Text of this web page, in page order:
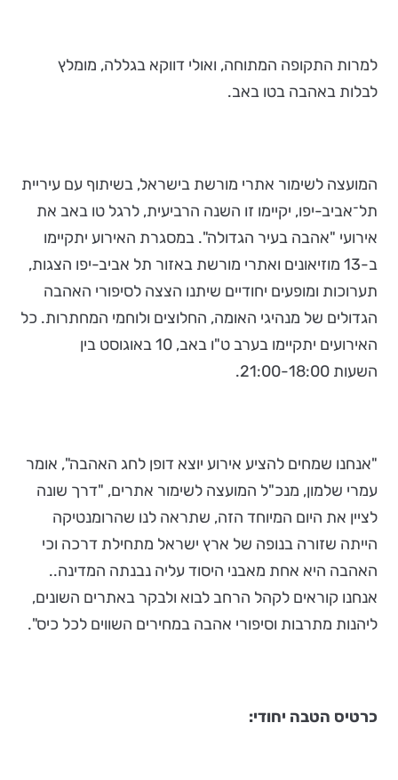
למרות התקופה המתוחה, ואולי דווקא בגללה, מומלץ
לבלות באהבה בטו באב.
המועצה לשימור אתרי מורשת בישראל, בשיתוף עם עיריית
תל־אביב-יפו, יקיימו זו השנה הרביעית, לרגל טו באב את
אירועי "אהבה בעיר הגדולה". במסגרת האירוע יתקיימו
ב-13 מוזיאונים ואתרי מורשת באזור תל אביב-יפו הצגות,
תערוכות ומופעים יחודיים שיתנו הצצה לסיפורי האהבה
הגדולים של מנהיגי האומה, החלוצים ולוחמי המחתרות. כל
האירועים יתקיימו בערב ט"ו באב, 10 באוגוסט בין
השעות 21:00-18:00.
"אנחנו שמחים להציע אירוע יוצא דופן לחג האהבה", אומר
עמרי שלמון, מנכ"ל המועצה לשימור אתרים, "דרך שונה
לציין את היום המיוחד הזה, שתראה לנו שהרומנטיקה
הייתה שזורה בנופה של ארץ ישראל מתחילת דרכה וכי
האהבה היא אחת מאבני היסוד עליה נבנתה המדינה..
אנחנו קוראים לקהל הרחב לבוא ולבקר באתרים השונים,
ליהנות מתרבות וסיפורי אהבה במחירים השווים לכל כיס".
כרטיס הטבה יחודי: